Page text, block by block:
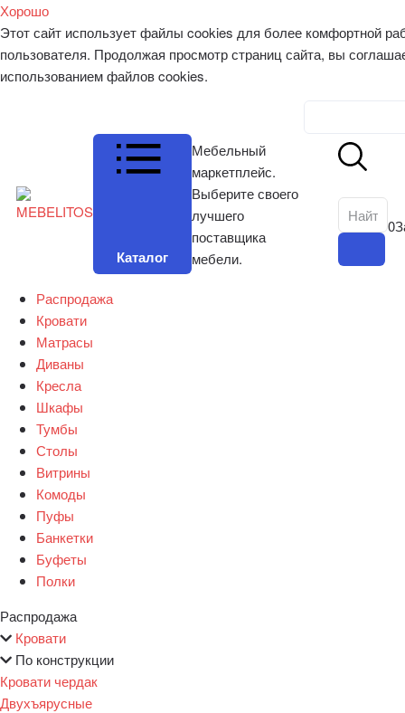
Хорошо
Этот сайт использует файлы cookies для более комфортной
пользователя. Продолжая просмотр страниц сайта, вы
использованием файлов cookies.
Каталог
Мебельный
маркетплейс.
Выберите своего
лучшего
поставщика
мебели.
0
Распродажа
Кровати
Матрасы
Диваны
Кресла
Шкафы
Тумбы
Столы
Витрины
Комоды
Пуфы
Банкетки
Буфеты
Полки
Распродажа
Кровати
По конструкции
Кровати чердак
Двухъярусные